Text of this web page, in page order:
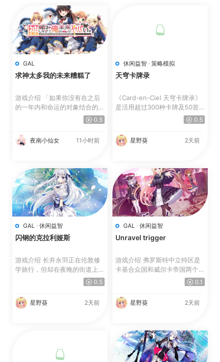
GAL
求神太多我的未来糟糕了
游戏介绍 「如果你没有在之后
的一年内和命运的对象结合的
话，就会出现很严重的后... 0.5
夜南小仙女 11小时前
休闲益智 · 策略模拟
天穹卡牌录
《Card-en-Ciel 天穹卡牌录》
是活用超过300种卡牌及50首
歌曲来展开战斗的牌组构筑...0.5
星野葵 2天前
GAL · 休闲益智
闪钢的克拉利娅斯
游戏介绍 长井永羽正在伦敦修
学旅行，但却在夜晚的街道上迷
路了。 历尽千辛终于到...
0.5
星野葵 2天前
GAL · 休闲益智
Unravel trigger
游戏介绍 弗罗斯特中立特区是
卡基合众国和威尔卡帝国两个大
0.1
星野葵 2天前